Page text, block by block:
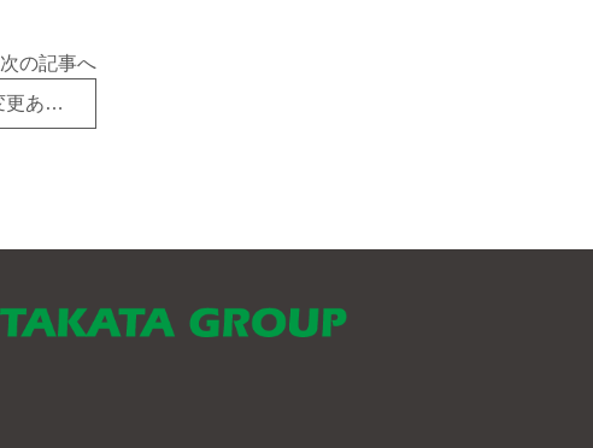
次の記事へ
落雷による各種機材故障のお知らせ(変更あり）